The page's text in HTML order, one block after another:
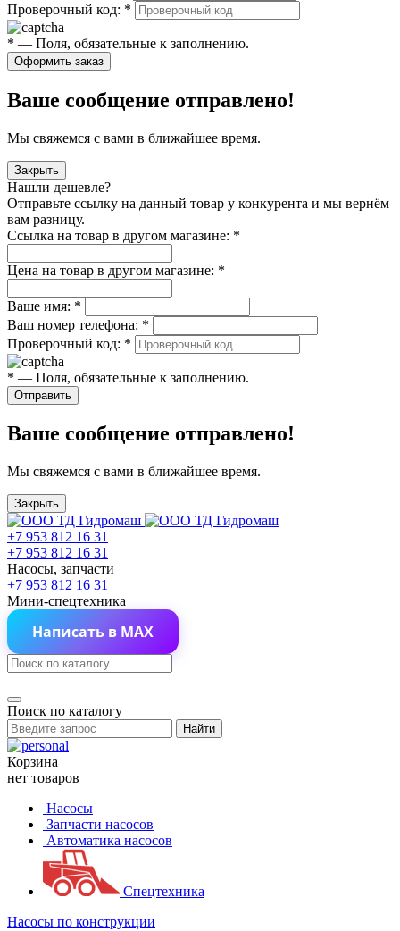
Проверочный код: *
* — Поля, обязательные к заполнению.
Оформить заказ
Ваше сообщение отправлено!
Мы свяжемся с вами в ближайшее время.
Закрыть
Нашли дешевле?
Отправьте ссылку на данный товар у конкурента и мы вернём
вам разницу.
Ссылка на товар в другом магазине: *
Цена на товар в другом магазине: *
Ваше имя: *
Ваш номер телефона: *
Проверочный код: *
* — Поля, обязательные к заполнению.
Отправить
Ваше сообщение отправлено!
Мы свяжемся с вами в ближайшее время.
Закрыть
+7 953 812 16 31
+7 953 812 16 31
Насосы, запчасти
+7 953 812 16 31
Мини-спецтехника
Написать в MAX
Поиск по каталогу
Найти
Корзина
нет товаров
Насосы
Запчасти насосов
Автоматика насосов
Спецтехника
Насосы по конструкции